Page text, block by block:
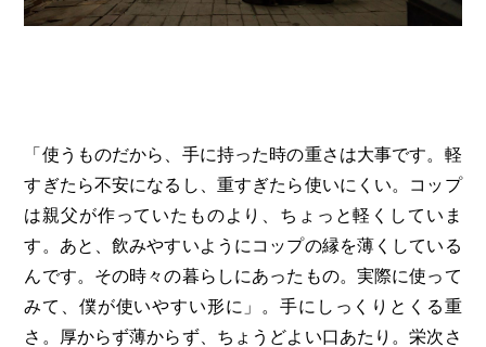
「使うものだから、手に持った時の重さは大事です。軽
すぎたら不安になるし、重すぎたら使いにくい。コップ
は親父が作っていたものより、ちょっと軽くしていま
す。あと、飲みやすいようにコップの縁を薄くしている
んです。その時々の暮らしにあったもの。実際に使って
みて、僕が使いやすい形に」。手にしっくりとくる重
さ。厚からず薄からず、ちょうどよい口あたり。栄次さ